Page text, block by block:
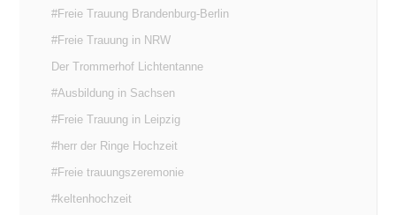
#Freie Trauung Brandenburg-Berlin
#Freie Trauung in NRW
Der Trommerhof Lichtentanne
#Ausbildung in Sachsen
#Freie Trauung in Leipzig
#herr der Ringe Hochzeit
#Freie trauungszeremonie
#keltenhochzeit